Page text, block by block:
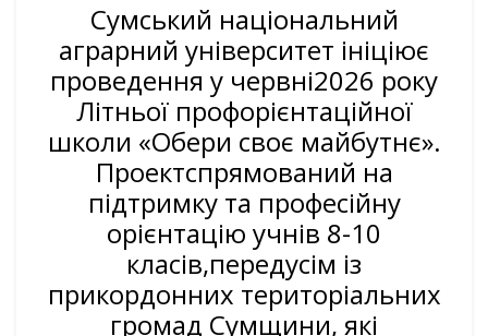
Сумський національний
аграрний університет ініціює
проведення у червні2026 року
Літньої профорієнтаційної
школи «Обери своє майбутнє».
Проектспрямований на
підтримку та професійну
орієнтацію учнів 8-10
класів,передусім із
прикордонних територіальних
громад Сумщини, які